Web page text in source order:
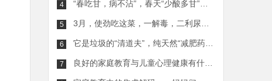
4
5
6
7